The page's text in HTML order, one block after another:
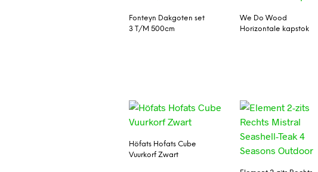
Fonteyn Dakgoten set
3 T/M 500cm
We Do Wood
Horizontale kapstok
Höfats Hofats Cube
Vuurkorf Zwart